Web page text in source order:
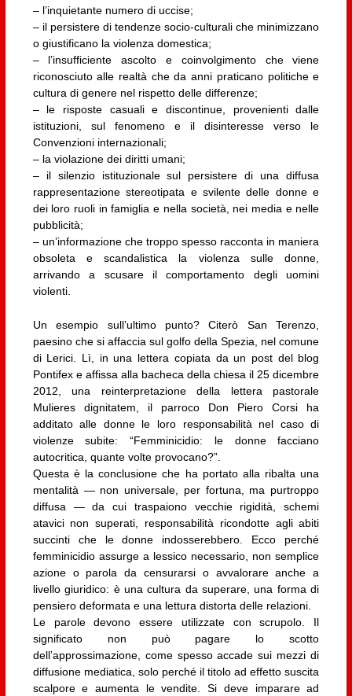
– l’inquietante numero di uccise;
– il persistere di tendenze socio-culturali che minimizzano
o giustificano la violenza domestica;
– l’insufficiente ascolto e coinvolgimento che viene
riconosciuto alle realtà che da anni praticano politiche e
cultura di genere nel rispetto delle differenze;
– le risposte casuali e discontinue, provenienti dalle
istituzioni, sul fenomeno e il disinteresse verso le
Convenzioni internazionali;
– la violazione dei diritti umani;
– il silenzio istituzionale sul persistere di una diffusa
rappresentazione stereotipata e svilente delle donne e
dei loro ruoli in famiglia e nella società, nei media e nelle
pubblicità;
– un’informazione che troppo spesso racconta in maniera
obsoleta e scandalistica la violenza sulle donne,
arrivando a scusare il comportamento degli uomini
violenti.
Un esempio sull’ultimo punto? Citerò San Terenzo,
paesino che si affaccia sul golfo della Spezia, nel comune
di Lerici. Lì, in una lettera copiata da un post del blog
Pontifex e affissa alla bacheca della chiesa il 25 dicembre
2012, una reinterpretazione della lettera pastorale
Mulieres dignitatem, il parroco Don Piero Corsi ha
additato alle donne le loro responsabilità nel caso di
violenze subite: “Femminicidio: le donne facciano
autocritica, quante volte provocano?”.
Questa è la conclusione che ha portato alla ribalta una
mentalità — non universale, per fortuna, ma purtroppo
diffusa — da cui traspaiono vecchie rigidità, schemi
atavici non superati, responsabilità ricondotte agli abiti
succinti che le donne indosserebbero. Ecco perché
femminicidio assurge a lessico necessario, non semplice
azione o parola da censurarsi o avvalorare anche a
livello giuridico: è una cultura da superare, una forma di
pensiero deformata e una lettura distorta delle relazioni.
Le parole devono essere utilizzate con scrupolo. Il
significato non può pagare lo scotto
dell’approssimazione, come spesso accade sui mezzi di
diffusione mediatica, solo perché il titolo ad effetto suscita
scalpore e aumenta le vendite. Si deve imparare ad